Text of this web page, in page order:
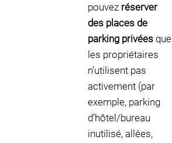
pouvez réserver
des places de
parking privées que
les propriétaires
n’utilisent pas
activement (par
exemple, parking
d’hôtel/bureau
inutilisé, allées,